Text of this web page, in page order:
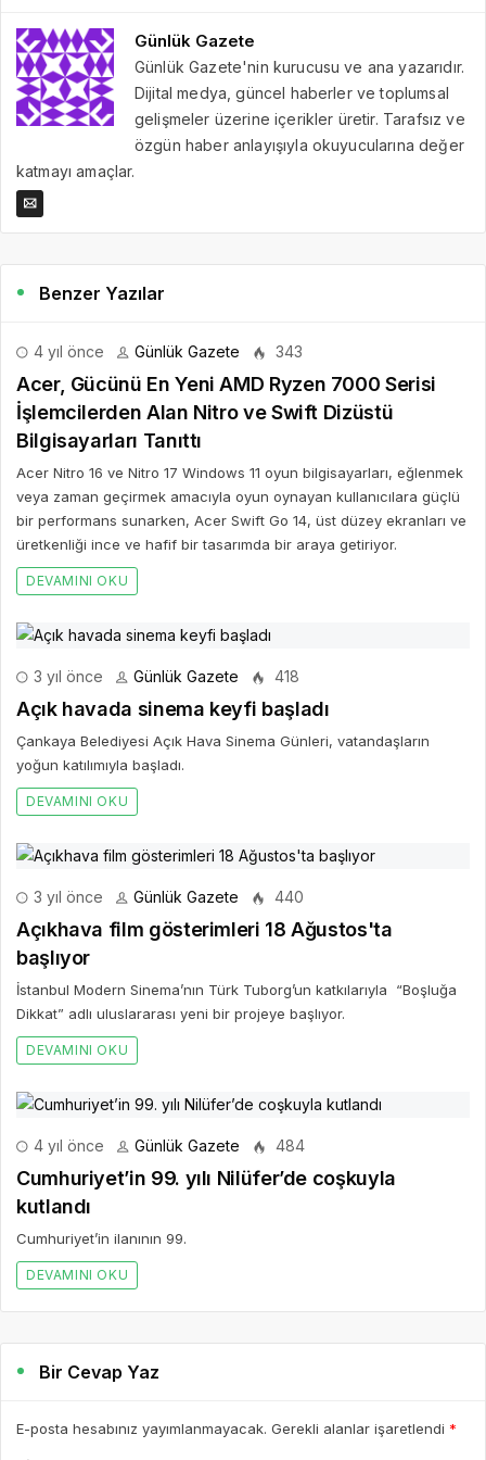
Günlük Gazete
Günlük Gazete'nin kurucusu ve ana yazarıdır.
Dijital medya, güncel haberler ve toplumsal
gelişmeler üzerine içerikler üretir. Tarafsız ve
özgün haber anlayışıyla okuyucularına değer
katmayı amaçlar.
Benzer Yazılar
4 yıl önce Günlük Gazete 343
Acer, Gücünü En Yeni AMD Ryzen 7000 Serisi
İşlemcilerden Alan Nitro ve Swift Dizüstü
Bilgisayarları Tanıttı
Acer Nitro 16 ve Nitro 17 Windows 11 oyun bilgisayarları, eğlenmek
veya zaman geçirmek amacıyla oyun oynayan kullanıcılara güçlü
bir performans sunarken, Acer Swift Go 14, üst düzey ekranları ve
üretkenliği ince ve hafif bir tasarımda bir araya getiriyor.
DEVAMINI OKU
3 yıl önce Günlük Gazete 418
Açık havada sinema keyfi başladı
Çankaya Belediyesi Açık Hava Sinema Günleri, vatandaşların
yoğun katılımıyla başladı.
DEVAMINI OKU
3 yıl önce Günlük Gazete 440
Açıkhava film gösterimleri 18 Ağustos'ta
başlıyor
İstanbul Modern Sinema’nın Türk Tuborg’un katkılarıyla “Boşluğa
Dikkat” adlı uluslararası yeni bir projeye başlıyor.
DEVAMINI OKU
4 yıl önce Günlük Gazete 484
Cumhuriyet’in 99. yılı Nilüfer’de coşkuyla
kutlandı
Cumhuriyet’in ilanının 99.
DEVAMINI OKU
Bir Cevap Yaz
E-posta hesabınız yayımlanmayacak. Gerekli alanlar işaretlendi *